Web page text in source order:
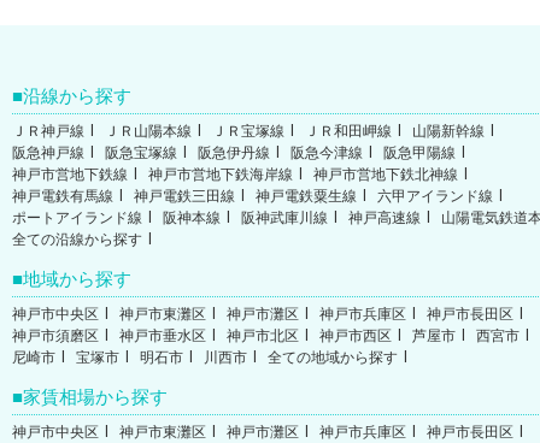
沿線から探す
ＪＲ神戸線 ＪＲ山陽本線 ＪＲ宝塚線 ＪＲ和田岬線
山陽新幹線
阪急神戸線
阪急宝塚線 阪急伊丹線 阪急今津線
阪急甲陽線
神戸市営地下鉄線
神戸市営地下鉄海岸線
神戸市営地下鉄北神線
神戸電鉄有馬線
神戸電鉄三田線 神戸電鉄粟生線
六甲アイランド線
ポートアイランド線
阪神本線 阪神武庫川線 神戸高速線
山陽電気鉄道
全ての沿線から探す
地域から探す
神戸市中央区 神戸市東灘区 神戸市灘区 神戸市兵庫区
神戸市長田区
神戸市須磨区
神戸市垂水区 神戸市北区 神戸市西区 芦屋市
西宮市
尼崎市
宝塚市 明石市 川西市 全ての地域から探す
家賃相場から探す
神戸市中央区 神戸市東灘区 神戸市灘区 神戸市兵庫区
神戸市長田区